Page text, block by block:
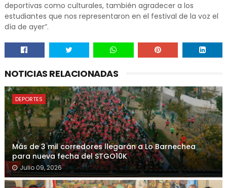
deportivas como culturales, también agradecer a los
estudiantes que nos representaron en el festival de la voz el
día de ayer”.
NOTICIAS RELACIONADAS
DEPORTES
Más de 3 mil corredores llegarán a Lo Barnechea
para nueva fecha del STGO10K
Julio 09, 2026